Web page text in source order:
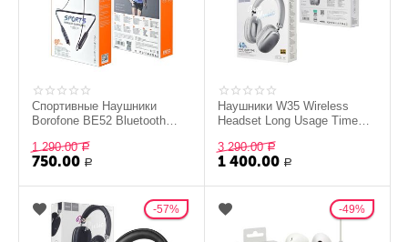
Спортивные Наушники
Borofone BE52 Bluetooth
1 290.00 Р
750.00 Р
Наушники W35 Wireless
Headset Long Usage Time
3 290.00 Р
1 400.00 Р
57% 49%